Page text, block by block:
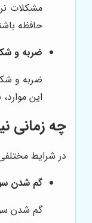
حافظه
ضربه و
ضربه و
این
چه زمانی
در شرایط
گم شدن
گم شدن